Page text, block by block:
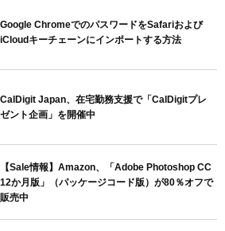
Google ChromeでのパスワードをSafariおよび
iCloudキーチェーンにインポートする方法
CalDigit Japan、在宅勤務支援で「CalDigitプレ
ゼント企画」を開催中
【Sale情報】Amazon、「Adobe Photoshop CC
12か月版」（パッケージコード版）が80％オフで
販売中